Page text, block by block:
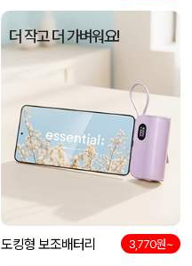
더 작고 더 가벼워요!
도킹형 보조배터리 3,770원~